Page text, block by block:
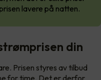
lavere på natten.
din
Prisen styres av tilbud
for time. Det er derfor